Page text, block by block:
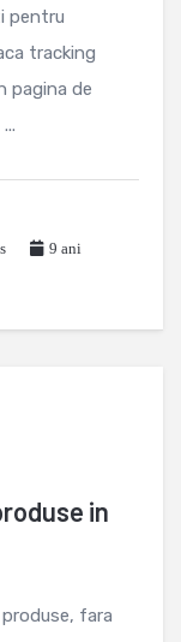
pentru
tracking
pagina de
9 ani
in
fara